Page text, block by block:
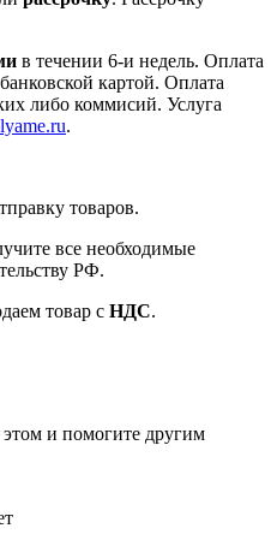
в течении 6-и недель. Оплата
картой. Оплата
либо коммисий. Услуга
.
товаров.
все необходимые
РФ.
товар с НДС.
и помогите другим